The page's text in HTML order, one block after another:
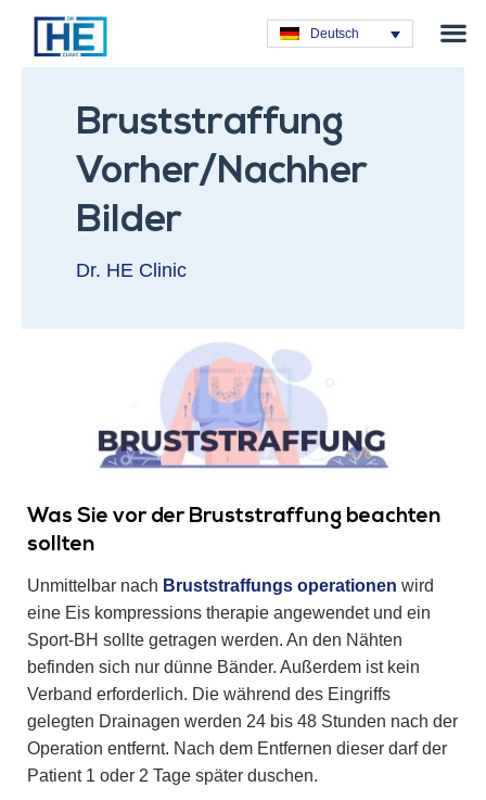
Deutsch
Bruststraffung
Vorher/Nachher
Bilder
Dr. HE Clinic
Was Sie vor der Bruststraffung beachten
sollten
Unmittelbar nach Bruststraffungs operationen wird
eine Eis kompressions therapie angewendet und ein
Sport-BH sollte getragen werden. An den Nähten
befinden sich nur dünne Bänder. Außerdem ist kein
Verband erforderlich. Die während des Eingriffs
gelegten Drainagen werden 24 bis 48 Stunden nach der
Operation entfernt. Nach dem Entfernen dieser darf der
Patient 1 oder 2 Tage später duschen.